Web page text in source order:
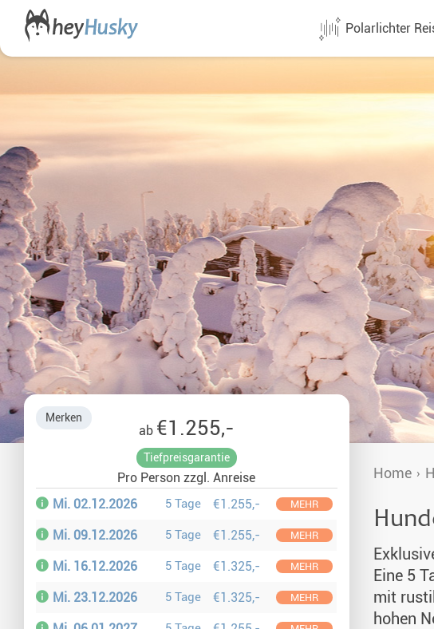
Polarlichter
Schweden
Finnland
Alaska
Yellowknife
Glasiglus &
Silvester unter
Winterurlaub 2026-
Weihnachten 2026
Merken
ab €1.255,-
Tiefpreisgarantie
Pro Person zzgl. Anreise
Mi. 02.12.2026
5 Tage €1.255,- MEHR
Mi. 09.12.2026 5 Tage €1.255,- MEHR
Mi. 16.12.2026 5 Tage €1.325,- MEHR
Mi. 23.12.2026 5 Tage €1.325,- MEHR
Home
Eine 5
mit
hohen